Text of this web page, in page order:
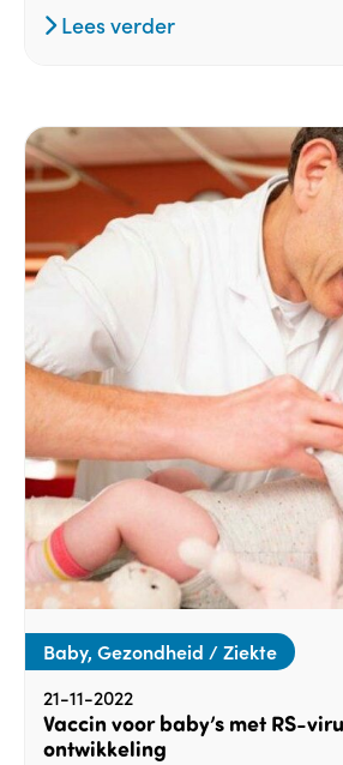
Lees verder
Baby, Gezondheid / Ziekte
21-11-2022
Vaccin voor baby’s met RS-
ontwikkeling